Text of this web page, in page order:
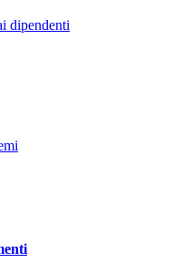
dipendenti